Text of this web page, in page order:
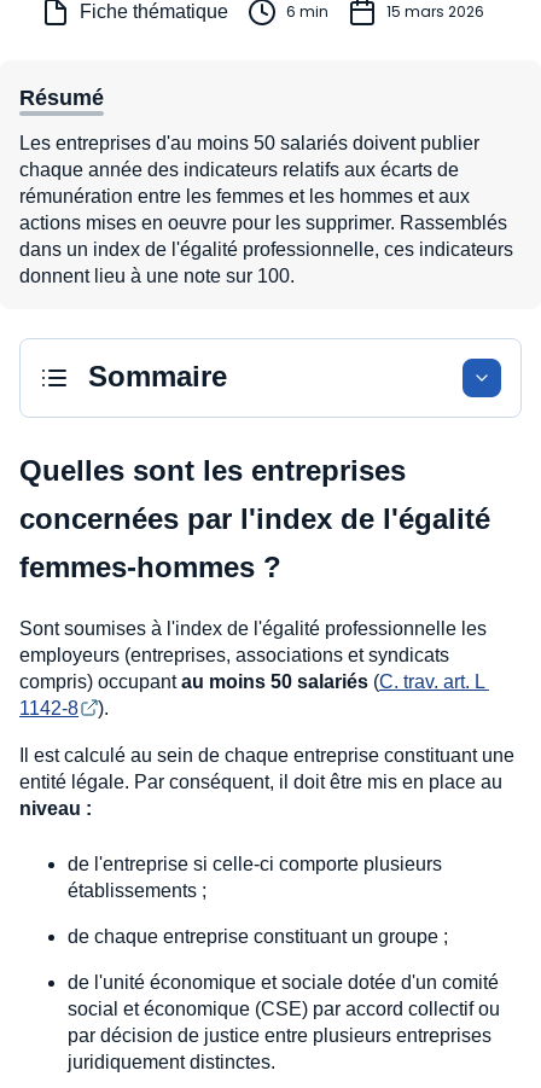
Fiche thématique 6 min 15 mars 2026
Résumé
Les entreprises d'au moins 50 salariés doivent publier
chaque année des indicateurs relatifs aux écarts de
rémunération entre les femmes et les hommes et aux
actions mises en oeuvre pour les supprimer. Rassemblés
dans un index de l'égalité professionnelle, ces indicateurs
donnent lieu à une note sur 100.
Sommaire
Quelles sont les entreprises
concernées par l'index de l'égalité
femmes-hommes ?
Sont soumises à l'index de l'égalité professionnelle les
employeurs (entreprises, associations et syndicats
compris) occupantau moins 50 salariés (C. trav. art. L
1142-8
).
Il est calculé au sein de chaque entreprise constituant une
entité légale. Par conséquent, il doit être mis en place au
niveau :
de l'entreprise si celle-ci comporte plusieurs
établissements ;
de chaque entreprise constituant un groupe ;
de l'unité économique et sociale dotée d'un comité
social et économique (CSE) par accord collectif ou
par décision de justice entre plusieurs entreprises
juridiquement distinctes.